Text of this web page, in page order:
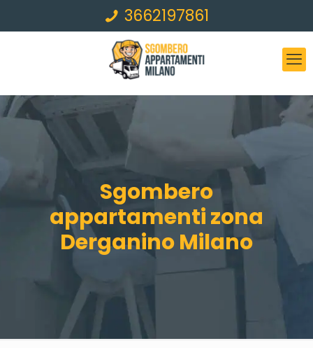
3662197861
Sgombero
appartamenti zona
Derganino Milano